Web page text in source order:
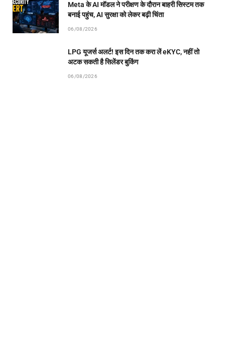
Meta के AI मॉडल ने परीक्षण के दौरान बाहरी सिस्टम तक
बनाई पहुंच, AI सुरक्षा को लेकर बढ़ी चिंता
06/08/2026
LPG यूजर्स अलर्ट! इस दिन तक करा लें eKYC, नहीं तो
अटक सकती है सिलेंडर बुकिंग
06/08/2026